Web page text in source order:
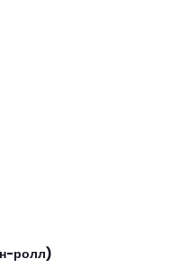
ролл)